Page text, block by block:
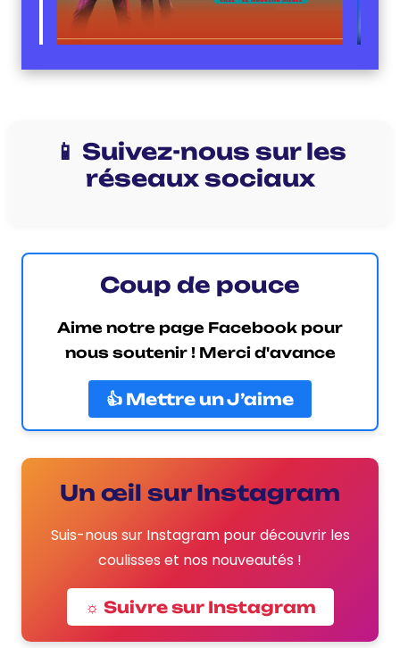
📱 Suivez-nous sur les
réseaux sociaux
Coup de pouce
Aime notre page Facebook pour
nous soutenir ! Merci d'avance
👍 Mettre un J’aime
Un œil sur Instagram
Suis-nous sur Instagram pour découvrir les
coulisses et nos nouveautés !
☼ Suivre sur Instagram